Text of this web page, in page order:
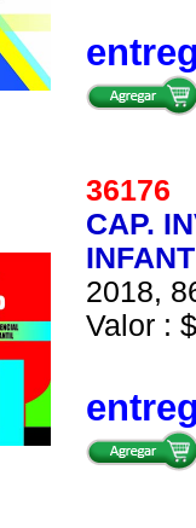
36176
CAP.
2018,
Valor :